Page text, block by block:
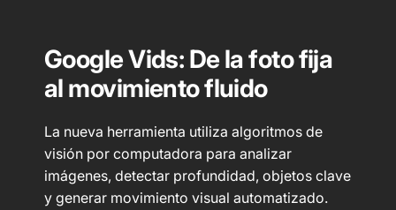
Google Vids: De la foto fija
al movimiento fluido
La nueva herramienta utiliza algoritmos de
visión por computadora para analizar
imágenes, detectar profundidad, objetos clave
y generar movimiento visual automatizado.